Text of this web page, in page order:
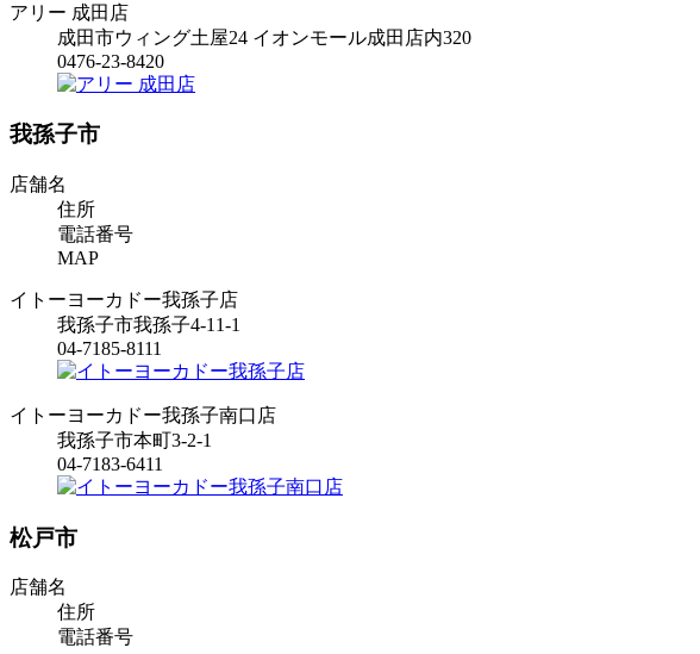
アリー 成田店
成田市ウィング土屋24 イオンモール成田店内320
0476-23-8420
我孫子市
店舗名
住所
電話番号
MAP
イトーヨーカドー我孫子店
我孫子市我孫子4-11-1
04-7185-8111
イトーヨーカドー我孫子南口店
我孫子市本町3-2-1
04-7183-6411
松戸市
店舗名
住所
電話番号